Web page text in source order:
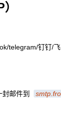
telegram/钉钉/
邮件到